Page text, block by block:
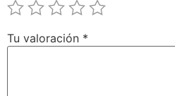
Tu valoración *